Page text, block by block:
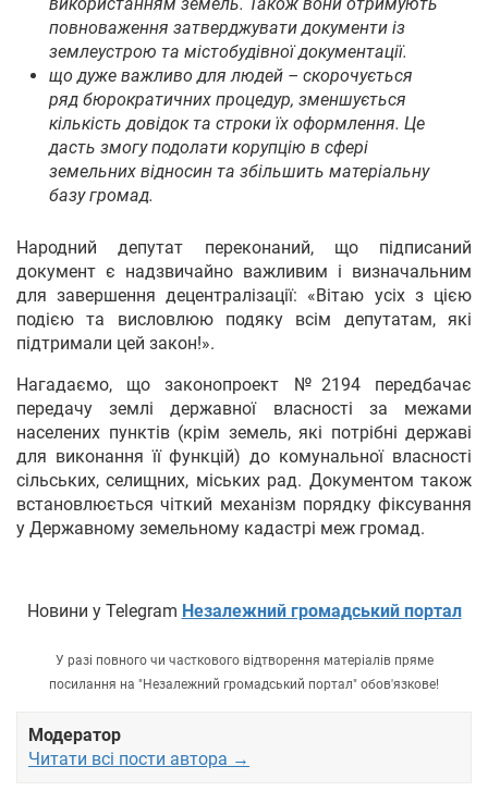
використанням земель. Також вони отримують
повноваження затверджувати документи із
землеустрою та містобудівної документації.
що дуже важливо для людей – скорочується
ряд бюрократичних процедур, зменшується
кількість довідок та строки їх оформлення. Це
дасть змогу подолати корупцію в сфері
земельних відносин та збільшить матеріальну
базу громад.
Народний депутат переконаний, що підписаний
документ є надзвичайно важливим і визначальним
для завершення децентралізації: «Вітаю усіх з цією
подією та висловлюю подяку всім депутатам, які
підтримали цей закон!».
Нагадаємо, що законопроект №2194 передбачає
передачу землі державної власності за межами
населених пунктів (крім земель, які потрібні державі
для виконання її функцій) до комунальної власності
сільських, селищних, міських рад. Документом також
встановлюється чіткий механізм порядку фіксування
у Державному земельному кадастрі меж громад.
Новини у Telegram Незалежний громадський портал
У разі повного чи часткового відтворення матеріалів пряме
посилання на "Незалежний громадський портал" обов'язкове!
Модератор
Читати всі пости автора →